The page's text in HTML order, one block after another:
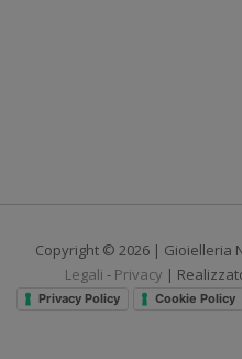
Copyright © 2026 | Gioielleria
Legali - Privacy |
Privacy Policy Cookie Policy